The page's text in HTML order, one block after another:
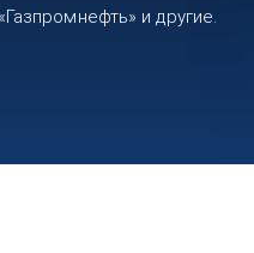
и другие.